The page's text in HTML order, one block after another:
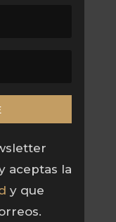
aceptas la
y que